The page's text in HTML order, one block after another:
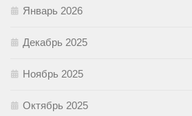
Январь 2026
Декабрь 2025
Ноябрь 2025
Октябрь 2025